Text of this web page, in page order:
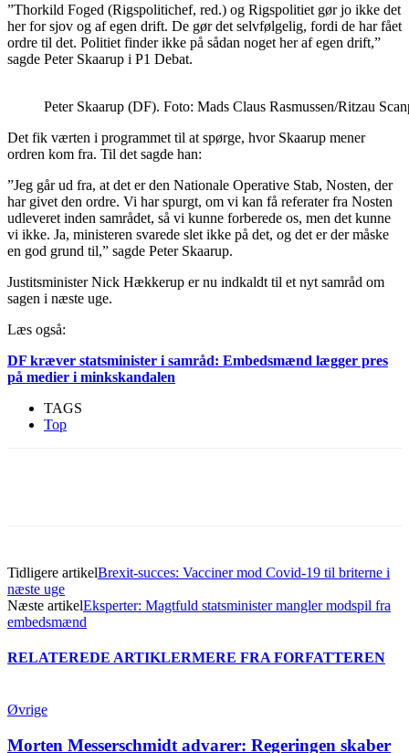
”Thorkild Foged (Rigspolitichef, red.) og Rigspolitiet gør jo ikke det
her for sjov og af egen drift. De gør det selvfølgelig, fordi de har fået
ordre til det. Politiet finder ikke på sådan noget her af egen drift,”
sagde Peter Skaarup i P1 Debat.
Peter Skaarup (DF). Foto: Mads Claus Rasmussen/Ritzau
Det fik værten i programmet til at spørge, hvor Skaarup mener
ordren kom fra. Til det sagde han:
”Jeg går ud fra, at det er den Nationale Operative Stab, Nosten, der
har givet den ordre. Vi har spurgt, om vi kan få referater fra Nosten
udleveret inden samrådet, så vi kunne forberede os, men det kunne
vi ikke. Ja, ministeren svarede slet ikke på det, og det er der måske
en god grund til,” sagde Peter Skaarup.
Justitsminister Nick Hækkerup er nu indkaldt til et nyt samråd om
sagen i næste uge.
Læs også:
DF kræver statsminister i samråd: Embedsmænd lægger pres
på medier i minkskandalen
TAGS
Top
Tidligere artikelBrexit-succes: Vacciner mod Covid-19 til briterne i
næste uge
Næste artikelEksperter: Magtfuld statsminister mangler modspil fra
embedsmænd
RELATEREDE ARTIKLERMERE FRA FORFATTEREN
Øvrige
Morten Messerschmidt advarer: Regeringen skaber